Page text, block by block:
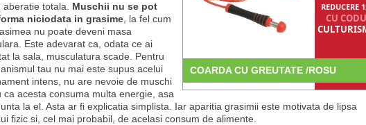
REDUCERE
CU
COARDA CU GREUTATE /ROSU
aberatie totala. Muschii nu se pot
niciodata in grasime, la fel cum
nu poate deveni masa
Este adevarat ca, odata ce ai
la sala, musculatura scade. Pentru
tau nu mai este supus acelui
intens, nu are nevoie de muschi
ca acesta consuma multa energie, asa
la el. Asta ar fi explicatia simplista. Iar aparitia grasimii este motivata de lipsa
fizic si, cel mai probabil, de acelasi consum de alimente.